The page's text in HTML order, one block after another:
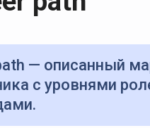
с уровнями